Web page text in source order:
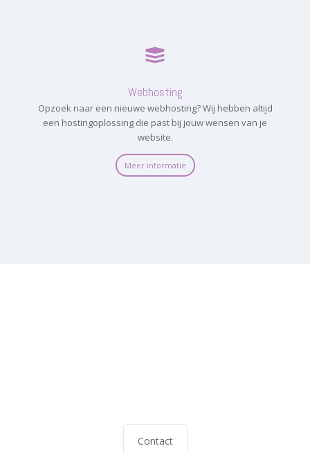
Webhosting
Opzoek naar een nieuwe webhosting? Wij hebben altijd
een hostingoplossing die past bij jouw wensen van je
website.
Meer informatie
Contact